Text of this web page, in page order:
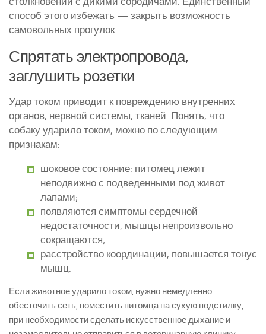
способ этого избежать — закрыть возможность
самовольных прогулок.
Спрятать электропровода,
заглушить розетки
Удар током приводит к повреждению внутренних
органов, нервной системы, тканей. Понять, что
собаку ударило током, можно по следующим
признакам:
шоковое состояние: питомец лежит
неподвижно с подведенными под живот
лапами;
появляются симптомы сердечной
недостаточности, мышцы непроизвольно
сокращаются;
расстройство координации, повышается тонус
мышц.
Если животное ударило током, нужно немедленно
обесточить сеть, поместить питомца на сухую подстилку,
при необходимости сделать искусственное дыхание и